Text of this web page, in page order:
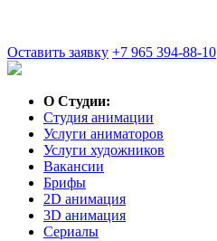
Оставить заявку +7 965 394-88-10
О Студии:
Студия анимации
Услуги аниматоров
Услуги художников
Вакансии
Брифы
2D анимация
3D анимация
Сериалы